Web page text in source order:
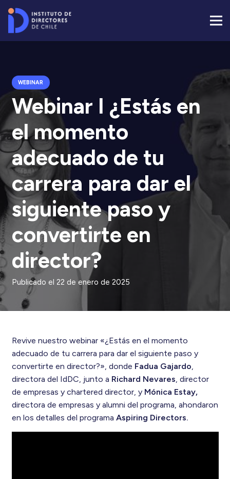
WEBINAR
Webinar I ¿Estás en
el momento
adecuado de tu
carrera para dar el
siguiente paso y
convertirte en
director?
Publicado el 22 de enero de 2025
Revive nuestro webinar «¿Estás en el momento
adecuado de tu carrera para dar el siguiente paso y
convertirte en director?», donde Fadua Gajardo,
directora del IdDC, junto a Richard Nevares, director
de empresas y chartered director, y Mónica Estay,
directora de empresas y alumni del programa, ahondaron
en los detalles del programa Aspiring Directors.